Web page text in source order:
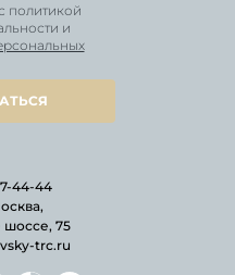
политикой
и
44-44
75
trc.ru